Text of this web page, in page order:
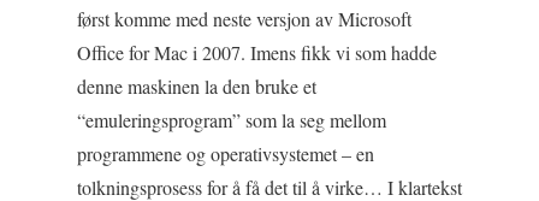
først komme med neste versjon av Microsoft
Office for Mac i 2007. Imens fikk vi som hadde
denne maskinen la den bruke et
“emuleringsprogram” som la seg mellom
programmene og operativsystemet – en
tolkningsprosess for å få det til å virke… I klartekst